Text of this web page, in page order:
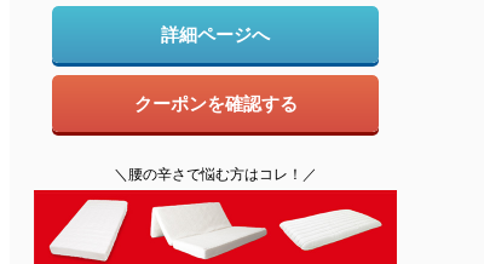
詳細ページへ
クーポンを確認する
＼腰の辛さで悩む方はコレ！／